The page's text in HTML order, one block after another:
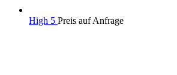
High 5 Preis auf Anfrage